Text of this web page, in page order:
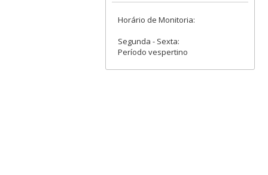
Horário de Monitoria:
Segunda - Sexta:
Período vespertino